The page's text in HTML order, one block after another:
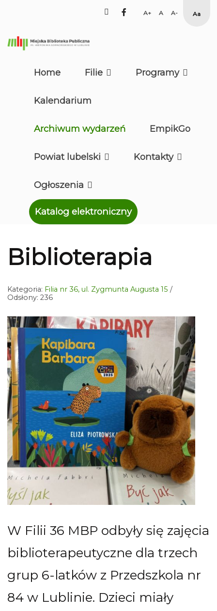
facebook
SetSet Set
Smaller
High
Home Filie Programy
Kalendarium
Archiwum wydarzeń EmpikGo
Powiat lubelski Kontakty
Ogłoszenia
Katalog elektroniczny
Biblioterapia
Kategoria: Filia nr 36, ul. Zygmunta Augusta 15
Odsłony: 236
W Filii 36 MBP odbyły się zajęcia
biblioterapeutyczne dla trzech
grup 6-latków z Przedszkola nr
84 w Lublinie. Dzieci miały